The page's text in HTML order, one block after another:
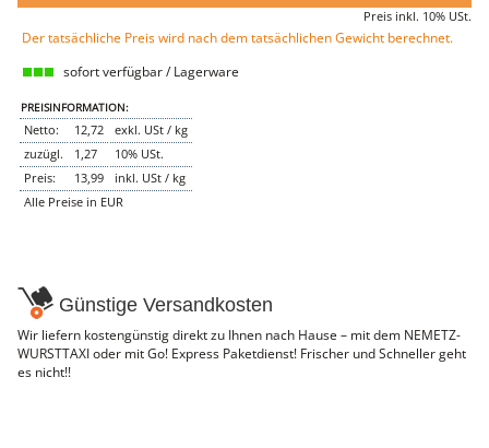
NEMETZ-DOGS
Hundefutter
nass
Belcando
Barf-Zusätze
Katzenfutter
Gutschein kaufen
Preis inkl. 10% USt.
Der tatsächliche Preis wird nach dem tatsächlichen Gewicht berechnet.
sofort verfügbar / Lagerware
PREISINFORMATION:
Netto: 12,72
exkl. USt / kg
zuzügl.
1,27
10% USt.
Preis:
13,99
inkl. USt / kg
Alle Preise in EUR
Günstige Versandkosten
Wir liefern kostengünstig direkt zu Ihnen nach Hause – mit dem NEMETZ-
WURSTTAXI oder mit Go! Express Paketdienst! Frischer und Schneller geht
es nicht!!